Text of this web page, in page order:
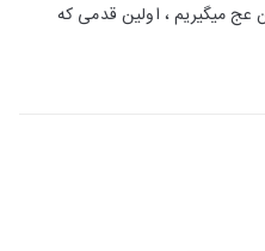
عج میگیریم ، اولین قدمی که